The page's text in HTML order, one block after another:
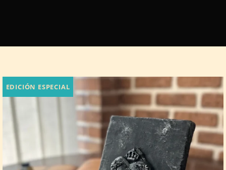
EDICIÓN ESPECIAL